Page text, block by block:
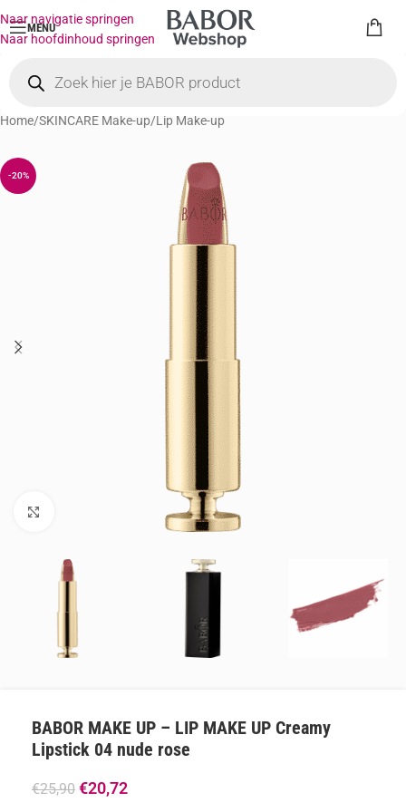
Naar navigatie springen
Naar hoofdinhoud springen
MENU
Home/SKINCARE Make-up/Lip Make-up
-20%
BABOR MAKE UP – LIP MAKE UP Creamy
Lipstick 04 nude rose
€25,90 €20,72